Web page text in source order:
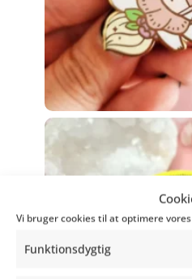
Vi bruger cookies til at optimere
Funktionsdygtig